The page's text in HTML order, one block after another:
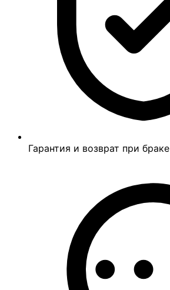
Гарантия и возврат при браке